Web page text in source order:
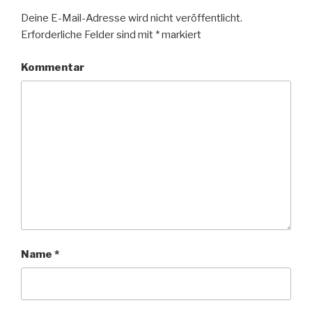
Deine E-Mail-Adresse wird nicht veröffentlicht.
Erforderliche Felder sind mit *markiert
Kommentar
Name *